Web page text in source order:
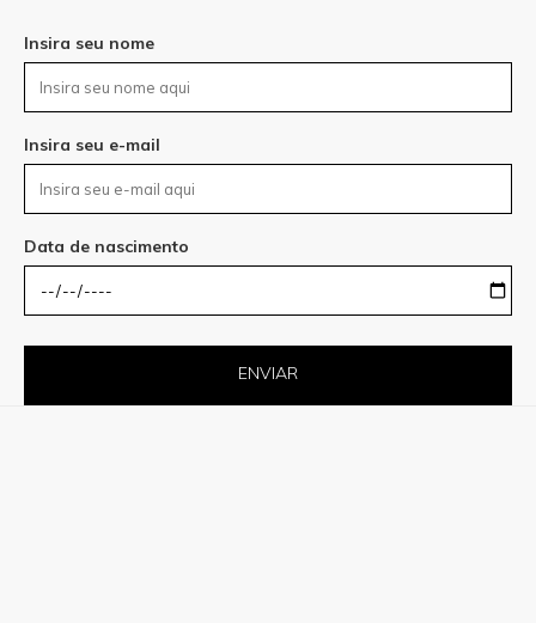
Insira seu nome
Insira seu e-mail
Data de nascimento
ENVIAR